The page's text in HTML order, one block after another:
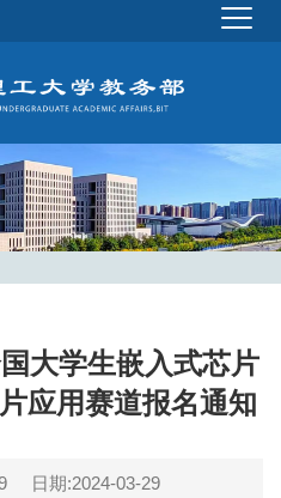
大学生嵌入式芯片
应用赛道报名通知
日期:2024-03-29